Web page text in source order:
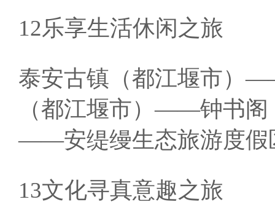
12乐享生活休闲之旅
泰安古镇（都江堰市）
（都江堰市）——钟书
——安缇缦生态旅游度假
13文化寻真意趣之旅